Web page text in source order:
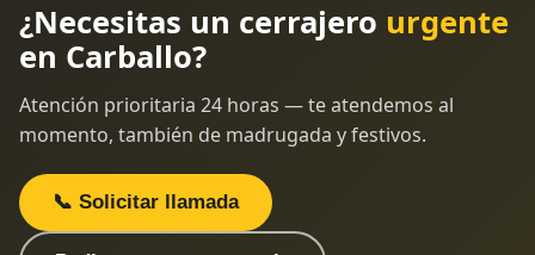
¿Necesitas un cerrajero urgente
en Carballo?
Atención prioritaria 24 horas — te atendemos al
momento, también de madrugada y festivos.
📞 Solicitar llamada